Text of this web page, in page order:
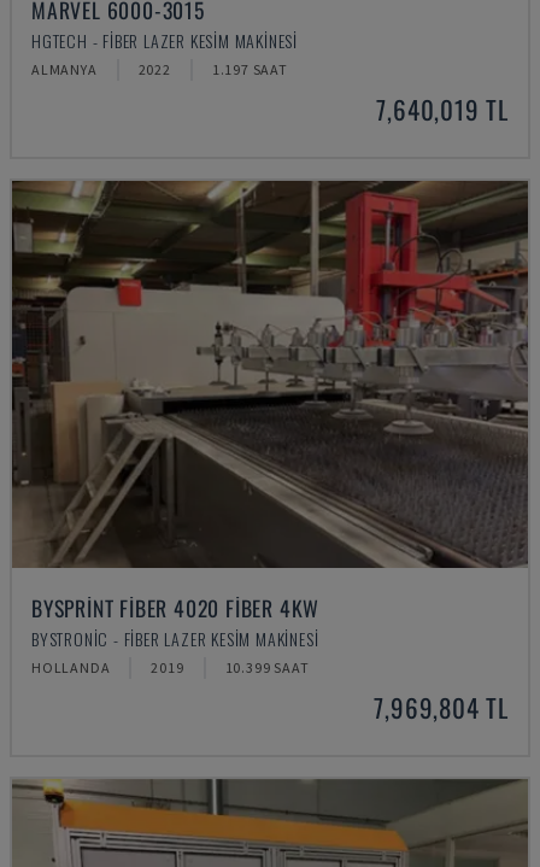
MARVEL 6000-3015
HGTECH - FIBER LAZER KESIM MAKINESI
ALMANYA 2022 1.197 SAAT
7,640,019 TL
BYSPRINT FIBER 4020 FIBER 4KW
BYSTRONIC - FIBER LAZER KESIM MAKINESI
HOLLANDA 2019 10.399 SAAT
7,969,804 TL